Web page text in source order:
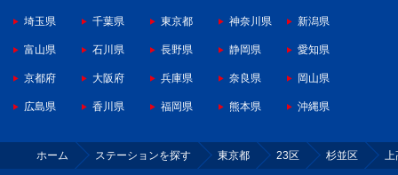
埼玉県 千葉県 東京都 神奈川県 新潟県
富山県 石川県 長野県 静岡県 愛知県
京都府 大阪府 兵庫県 奈良県 岡山県
広島県 香川県 福岡県 熊本県 沖縄県
ホーム ステーションを探す 東京都 23区 杉並区